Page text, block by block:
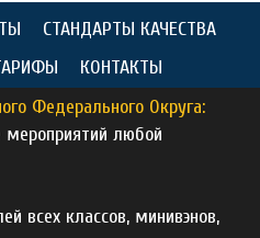
СТАНДАРТЫ КАЧЕСТВА
КОНТАКТЫ
Федерального Округа:
мероприятий любой
всех классов, минивэнов,